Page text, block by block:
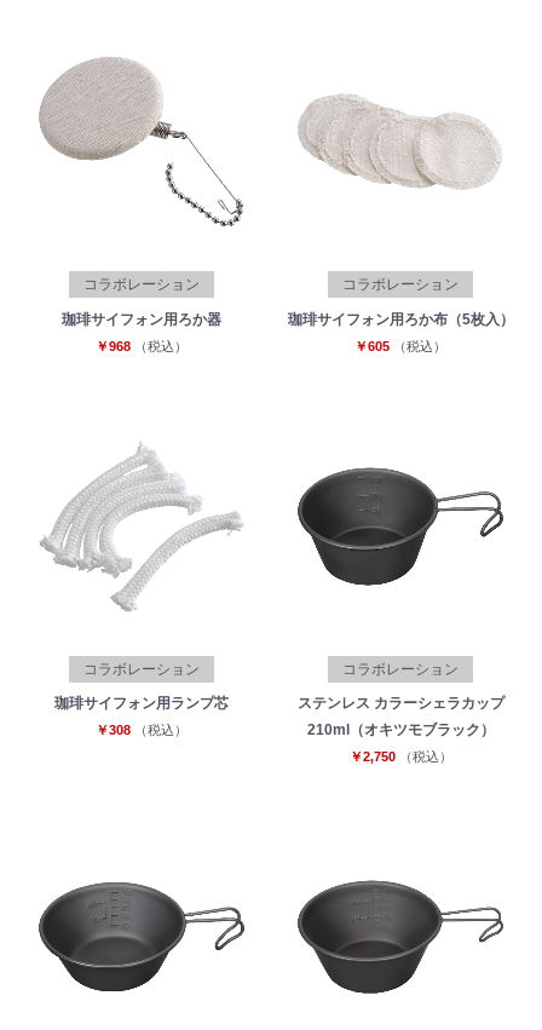
コラボレーション
珈琲サイフォン用ろか器
￥968 （税込）
コラボレーション
珈琲サイフォン用ろか布（5枚入）
￥605 （税込）
コラボレーション
珈琲サイフォン用ランプ芯
￥308 （税込）
コラボレーション
ステンレス カラーシェラカップ
210ml（オキツモブラック）
￥2,750 （税込）
お買い物を続ける カートへ進む